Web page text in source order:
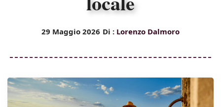
29 Maggio 2026 Di : Lorenzo Dalmoro